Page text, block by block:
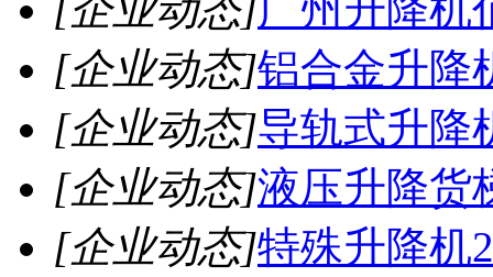
[企业动态]广州升降机
[企业动态]铝合金升降
[企业动态]导轨式升降
[企业动态]液压升降货
[企业动态]特殊升降机